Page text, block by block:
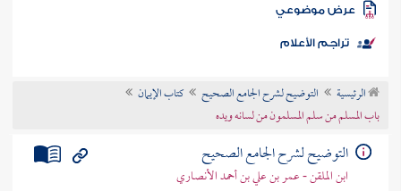
الكتب
موضوعي
تراجم الأعلام
الرئيسية التوضيح لشرح الجامع الصحيح
كتاب الإيمان
باب المسلم من سلم المسلمون من لسانه ويده
التوضيح لشرح الجامع الصحيح
ابن الملقن - عمر بن علي بن أحمد الأنصاري